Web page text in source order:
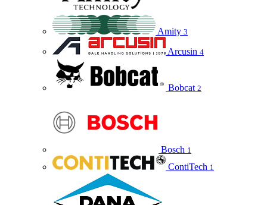
Amity 3
Arcusin 4
Bobcat 2
Bosch 1
ContiTech 1